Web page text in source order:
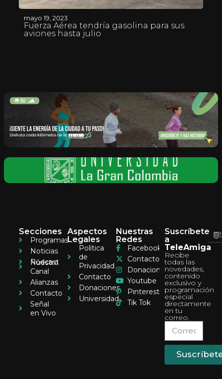
mayo 19, 2023
Fuerza Aérea tendría gasolina para sus
aviones hasta julio
Secciones
Programas
Noticias
Pódcast
Nuestro
Canal
Alianzas
Contacto
Señal
en Vivo
Aspectos
Legales
Política
de
Privacidad
Contacto
Donaciones
Universidad
Nuestras
Redes
Facebook
Contacto
Donaciones
Youtube
Pinterest
Tik Tok
Suscríbete
a
TeleAmiga
Recibe
todas las
novedades,
contenido
exclusivo y
programación
especial
directamente
en tu
correo.